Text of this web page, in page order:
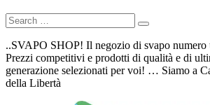
..SVAPO SHOP! Il negozio di svapo numero
Prezzi competitivi e prodotti di qualità e di
generazione selezionati per voi! … Siamo a
della Libertà